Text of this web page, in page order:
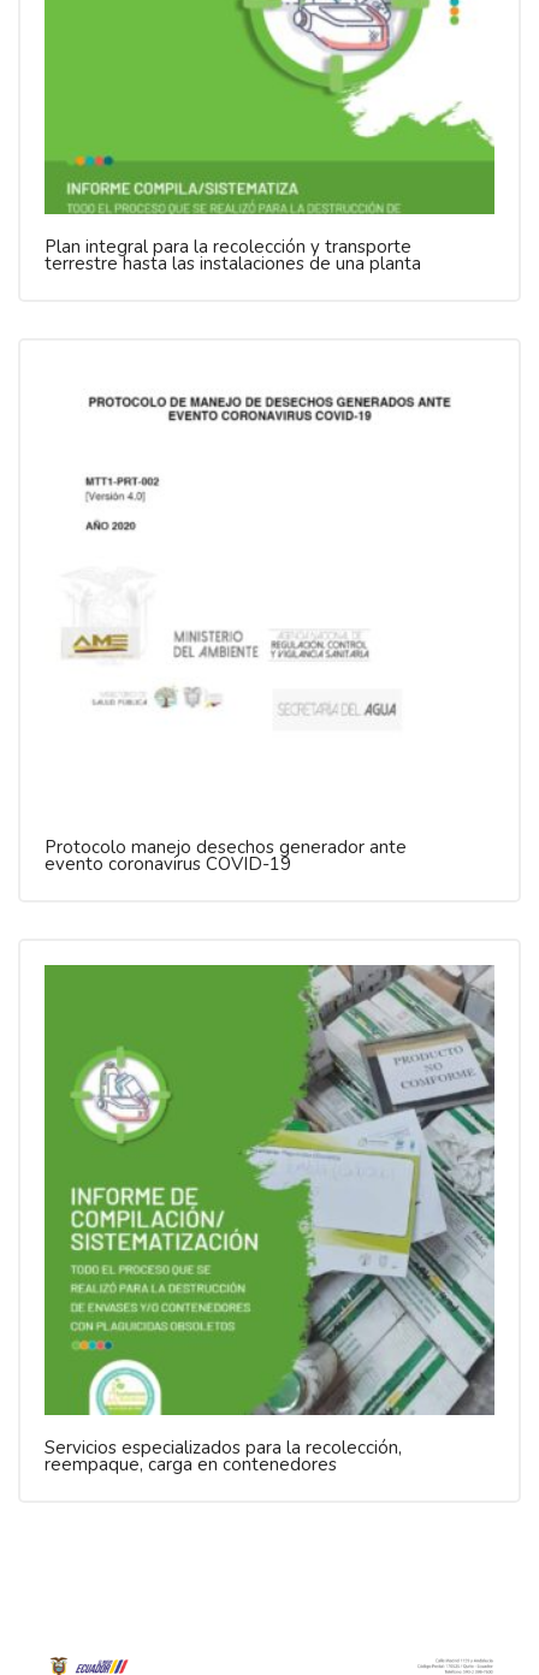
Plan integral para la recolección y transporte
terrestre hasta las instalaciones de una planta
Protocolo manejo desechos generador ante
evento coronavirus COVID-19
Servicios especializados para la recolección,
reempaque, carga en contenedores